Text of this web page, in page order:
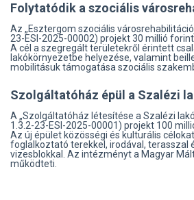
Folytatódik a szociális
Az „Esztergom szociális
23-ESI-2025-00002) projekt 30 millió
A cél a szegregált területekről érintett
lakókörnyezetbe helyezése, valamint
mobilitásuk támogatása szociális
Szolgáltatóház épül a Szalézi
A „Szolgáltatóház létesítése a Szalézi
1.3.2-23-ESI-2025-00001) projekt 100
Az új épület közösségi és kulturális
foglalkoztató terekkel, irodával, terasszal
vizesblokkal. Az intézményt a Magyar
működteti.